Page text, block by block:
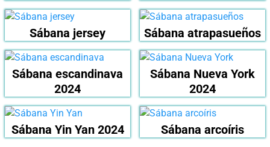
Sábana jersey Sábana atrapasueños
Sábana escandinava
2024
Sábana Nueva York
2024
Sábana Yin Yan 2024 Sábana arcoíris